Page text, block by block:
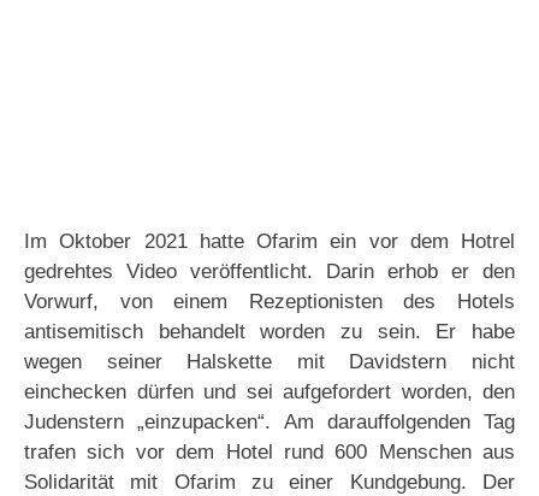
Im Oktober 2021 hatte Ofarim ein vor dem Hotrel
gedrehtes Video veröffentlicht. Darin erhob er den
Vorwurf, von einem Rezeptionisten des Hotels
antisemitisch behandelt worden zu sein. Er habe
wegen seiner Halskette mit Davidstern nicht
einchecken dürfen und sei aufgefordert worden, den
Judenstern „einzupacken“. Am darauffolgenden Tag
trafen sich vor dem Hotel rund 600 Menschen aus
Solidarität mit Ofarim zu einer Kundgebung. Der